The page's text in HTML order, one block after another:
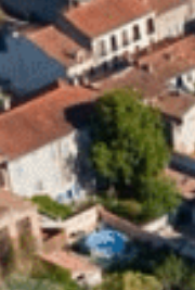
Découvrir Graulhet